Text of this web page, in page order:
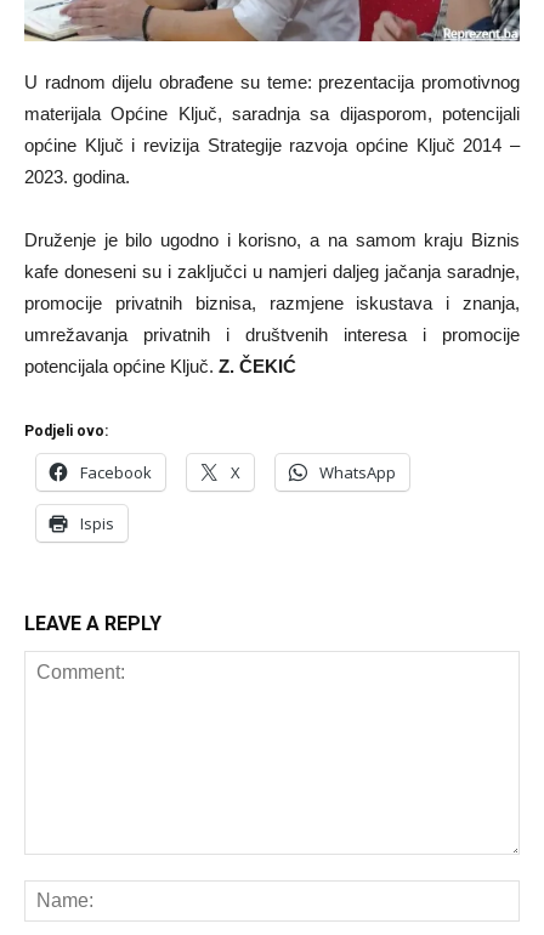
U radnom dijelu obrađene su teme: prezentacija promotivnog
materijala Općine Ključ, saradnja sa dijasporom, potencijali
općine Ključ i revizija Strategije razvoja općine Ključ 2014 –
2023. godina.
Druženje je bilo ugodno i korisno, a na samom kraju Biznis
kafe doneseni su i zaključci u namjeri daljeg jačanja saradnje,
promocije privatnih biznisa, razmjene iskustava i znanja,
umrežavanja privatnih i društvenih interesa i promocije
potencijala općine Ključ. Z. ČEKIĆ
Podjeli ovo:
Facebook X WhatsApp
Ispis
LEAVE A REPLY